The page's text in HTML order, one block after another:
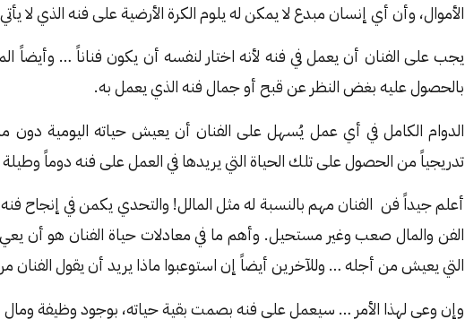
الأموال، وأن أي إنسان مبدع لا يمكن له يلوم الكرة الأرضية على فنه الذي لا
يجب على الفنان أن يعمل في فنه لأنه اختار لنفسه أن يكون فناناً … وأيضاً
بالحصول عليه بغض النظر عن قبح أو جمال فنه الذي يعمل به.
الدوام الكامل في أي عمل يُسهل على الفنان أن يعيش حياته اليومية دون
تدريجياً من الحصول على تلك الحياة التي يريدها في العمل على فنه دوماً
أعلم جيداً فن الفنان مهم بالنسبة له مثل المالل! والتحدي يكمن في إنجاح
الفن والمال صعب وغير مستحيل. وأهم ما في معادلات حياة الفنان هو أن
التي يعيش من أجله … وللآخرين أيضاً إن استوعبوا ماذا يريد أن يقول الفنان
وإن وعى لهذا الأمر … سيعمل على فنه بصمت بقية حياته، بوجود وظيفة